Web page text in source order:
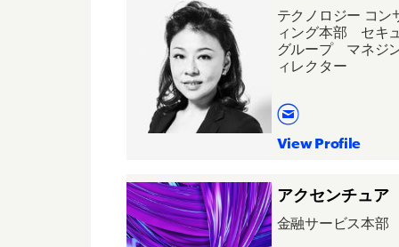
テクノロジー コン
ィング本部 セキ
グループ マネジ
ィレクター
View Profile
アクセンチュア
金融サービス本部